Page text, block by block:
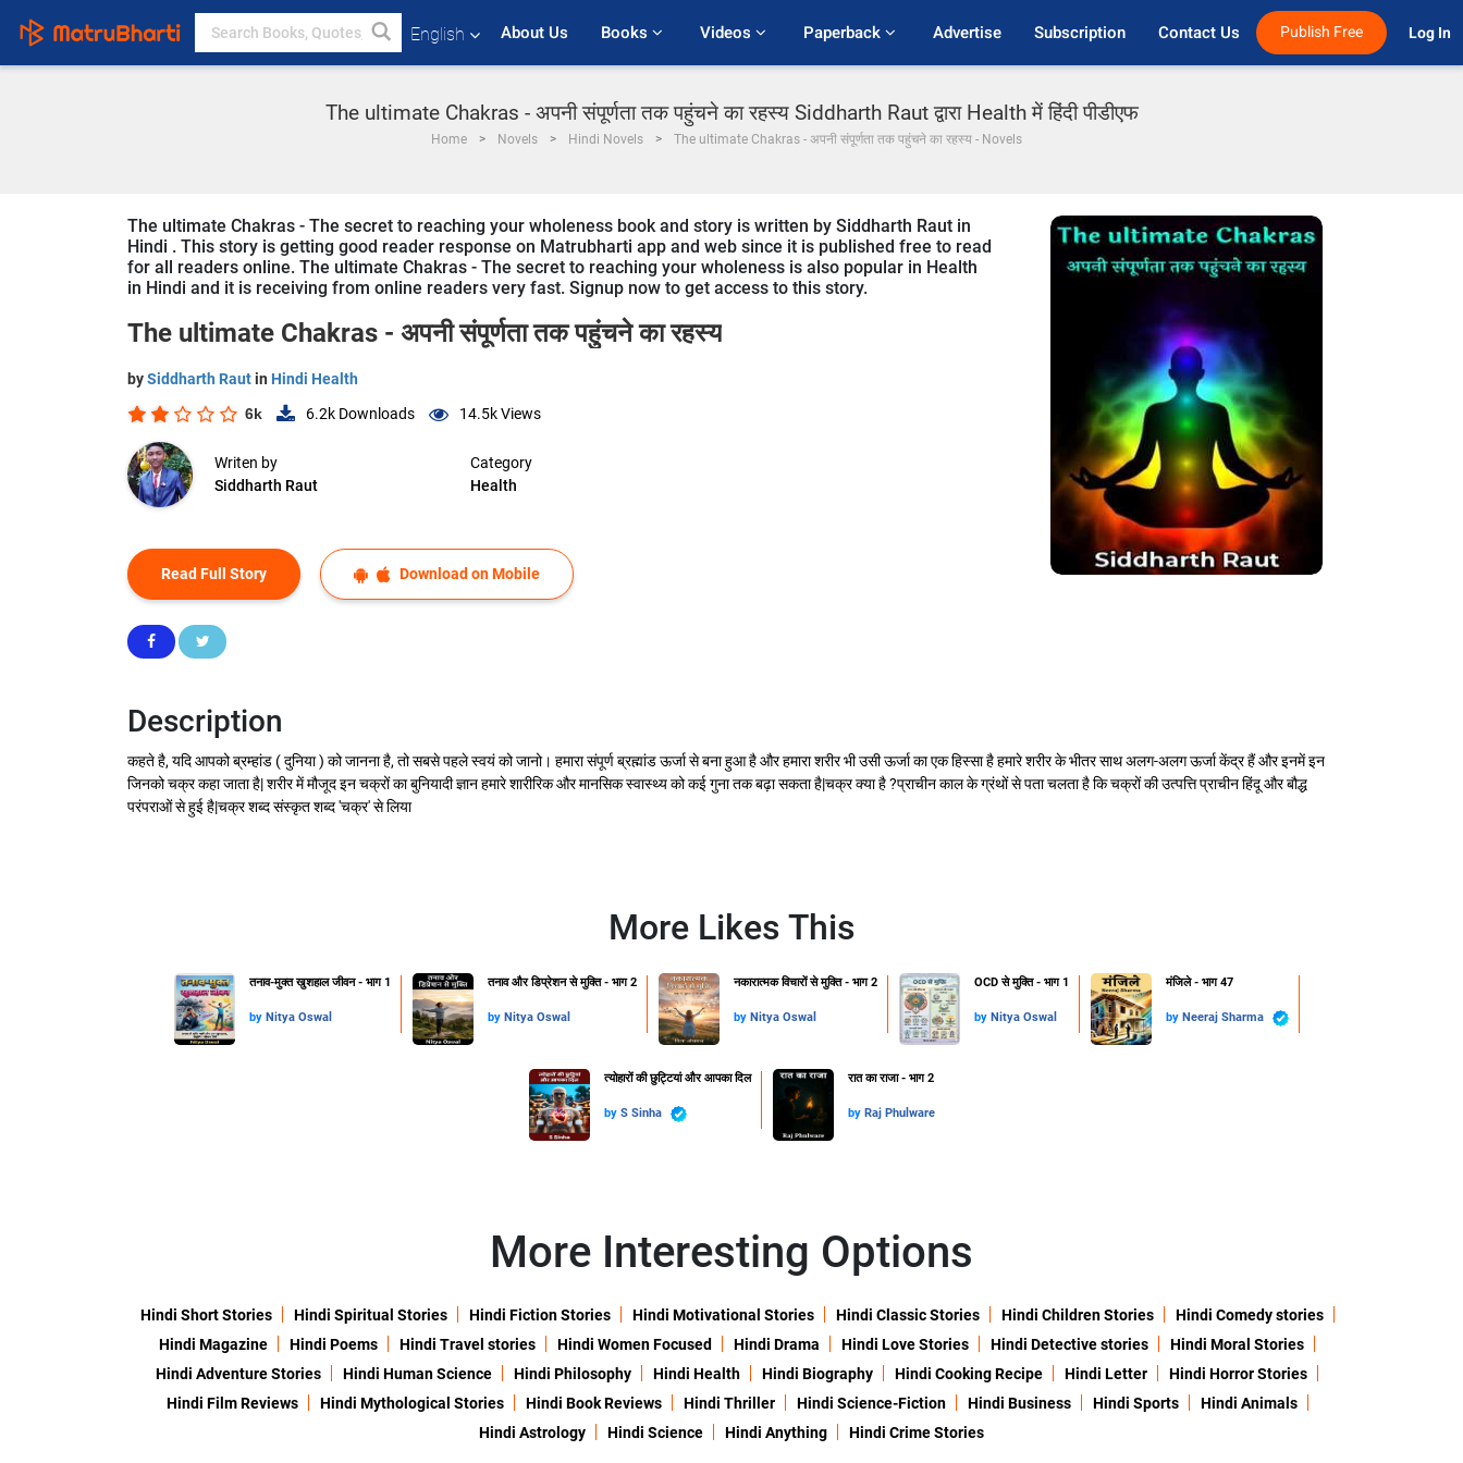
English About Us Books Videos Paperback Advertise Subscription Contact Us Publish Free Log In
The ultimate Chakras - अपनी संपूर्णता तक पहुंचने का रहस्य Siddharth Raut द्वारा Health में हिंदी पीडीएफ
Home Novels Hindi Novels The ultimate Chakras - अपनी संपूर्णता तक पहुंचने का रहस्य - Novels
The ultimate Chakras - The secret to reaching your wholeness book and story is written by Siddharth Raut in
Hindi . This story is getting good reader response on Matrubharti app and web since it is published free to read
for all readers online. The ultimate Chakras - The secret to reaching your wholeness is also popular in Health
in Hindi and it is receiving from online readers very fast. Signup now to get access to this story.
The ultimate Chakras - अपनी संपूर्णता तक पहुंचने का रहस्य
bySiddharth Rautin Hindi Health
6k 6.2k Downloads 14.5kViews
Writen by
Siddharth Raut
Category
Health
Read Full Story Download on Mobile
Description
कहते है, यदि आपको ब्रम्हांड ( दुनिया ) को जानना है, तो सबसे पहले स्वयं को जानो। हमारा संपूर्ण ब्रह्मांड ऊर्जा से बना हुआ है और हमारा शरीर भी उसी ऊर्जा का एक हिस्सा है हमारे शरीर के भीतर साथ अलग-अलग ऊर्जा केंद्र हैं और इनमें इन
जिनको चक्र कहा जाता है| शरीर में मौजूद इन चक्रों का बुनियादी ज्ञान हमारे शारीरिक और मानसिक स्वास्थ्य को कई गुना तक बढ़ा सकता है|चक्र क्या है ?प्राचीन काल के ग्रंथों से पता चलता है कि चक्रों की उत्पत्ति प्राचीन हिंदू और बौद्ध
परंपराओं से हुई है|चक्र शब्द संस्कृत शब्द 'चक्र' से लिया
More Likes This
तनाव-मुक्त खुशहाल जीवन - भाग 1
by Nitya Oswal
तनाव और डिप्रेशन से मुक्ति - भाग 2
by Nitya Oswal
नकारात्मक विचारों से मुक्ति - भाग 2
by Nitya Oswal
OCD से मुक्ति - भाग 1
by Nitya Oswal
मंजिले - भाग 47
by Neeraj Sharma
त्योहारों की छुट्टियां और आपका दिल
by S Sinha
रात का राजा - भाग 2
by Raj Phulware
More Interesting Options
Hindi Short Stories Hindi Spiritual Stories Hindi Fiction Stories Hindi Motivational Stories Hindi Classic Stories Hindi Children Stories
Hindi Comedy stories
Hindi Magazine
Hindi Poems Hindi Travel stories Hindi Women Focused Hindi Drama Hindi Love Stories Hindi Detective stories
Hindi Moral Stories
Hindi Adventure Stories
Hindi Human Science Hindi Philosophy Hindi Health Hindi Biography Hindi Cooking Recipe Hindi Letter
Hindi Horror Stories
Hindi Film Reviews
Hindi Mythological Stories Hindi Book Reviews Hindi Thriller Hindi Science-Fiction Hindi Business Hindi Sports
Hindi Animals
Hindi Astrology
Hindi Science Hindi Anything Hindi Crime Stories